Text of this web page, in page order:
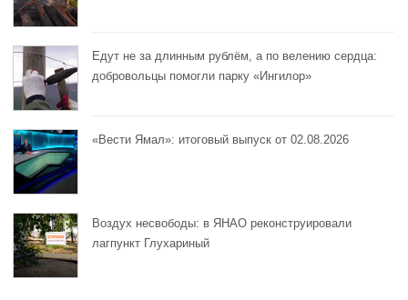
Едут не за длинным рублём, а по велению сердца:
добровольцы помогли парку «Ингилор»
«Вести Ямал»: итоговый выпуск от 02.08.2026
Воздух несвободы: в ЯНАО реконструировали
лагпункт Глухариный